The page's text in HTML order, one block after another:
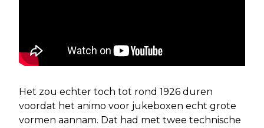
Het zou echter toch tot rond 1926 duren
voordat het animo voor jukeboxen echt grote
vormen aannam. Dat had met twee technische